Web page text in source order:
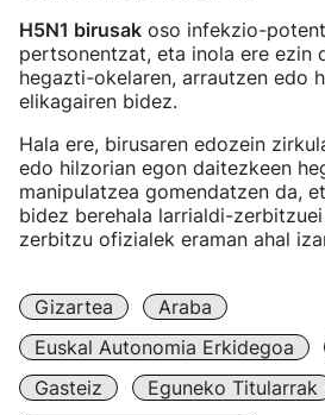
H5N1 birusak oso infekzio-
pertsonentzat, eta inola ere ezin
hegazti-okelaren, arrautzen edo
elikagairen bidez.
Hala ere, birusaren edozein
edo hilzorian egon daitezkeen
manipulatzea gomendatzen da,
bidez berehala larrialdi-
zerbitzu ofizialek eraman ahal
Gizartea
Araba
Euskal Autonomia Erkidegoa
Gasteiz
Eguneko Titularrak